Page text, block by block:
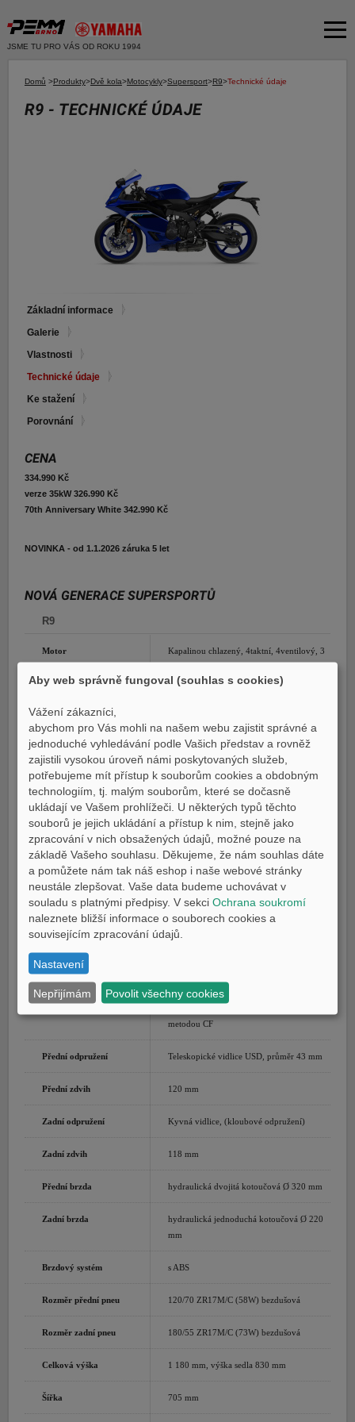
JSME TU PRO VÁS OD ROKU 1994
Produkty
Skútry
Čtyři kola
Čtyřkolky
E-SHOP YAMAHA
Bazar moto
Bazar ND
Domů >Produkty>Dvě kola>Motocykly>Supersport>R9>Technické údaje
R9 - TECHNICKÉ ÚDAJE
NOVÁ GENERACE SUPERSPORTŮ
R9
Motor
Kapalinou chlazený, 4taktní, 4ventilový, 3
Výkon 87,5 kW (119,0 k) při 10 000 ot./min
Kroutící moment 93,0 Nm (9,5 kg-m) při 7 000 ot./min
Příprava směsi Vstřikování paliva, emise 116 g/km
Systém zapalování TCI
Systém mazání Zásoba oleje v klikové skříni
Systém startování
poměr
Koncový převod
metodou CF
Přední odpružení Teleskopické vidlice USD, průměr 43 mm
Přední zdvih 120 mm
Zadní odpružení Kyvná vidlice, (kloubové odpružení)
Zadní zdvih 118 mm
Přední brzda hydraulická dvojitá kotoučová Ø 320 mm
Zadní brzda
hydraulická jednoduchá kotoučová Ø 220
mm
Brzdový systém s ABS
Rozměr přední pneu 120/70 ZR17M/C (58W) bezdušová
Rozměr zadní pneu 180/55 ZR17M/C (73W) bezdušová
Celková výška 1 180 mm, výška sedla 830 mm
Šířka 705 mm
Základní informace
Galerie
Vlastnosti
Technické údaje
Ke stažení
Porovnání
CENA
334.990 Kč
verze 35kW 326.990 Kč
70th Anniversary White 342.990 Kč
NOVINKA - od 1.1.2026 záruka 5 let
Aby web správně fungoval (souhlas s cookies)
Vážení zákazníci,
abychom pro Vás mohli na našem webu zajistit správné a
jednoduché vyhledávání podle Vašich představ a rovněž
zajistili vysokou úroveň námi poskytovaných služeb,
potřebujeme mít přístup k souborům cookies a obdobným
technologiím, tj. malým souborům, které se dočasně
ukládají ve Vašem prohlížeči. U některých typů těchto
souborů je jejich ukládání a přístup k nim, stejně jako
zpracování v nich obsažených údajů, možné pouze na
základě Vašeho souhlasu. Děkujeme, že nám souhlas dáte
a pomůžete nám tak náš eshop i naše webové stránky
neustále zlepšovat. Vaše data budeme uchovávat v
souladu s platnými předpisy. V sekciOchrana soukromí
naleznete bližší informace o souborech cookies a
souvisejícím zpracování údajů.
Nastavení
Nepřijímám Povolit všechny cookies